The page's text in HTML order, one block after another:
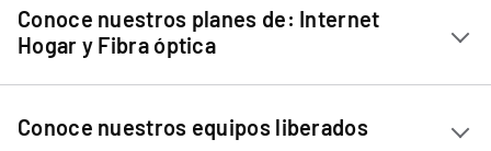
Apple iPhone 11
Apple iPhone 12 Mini
Apple iPhone 13 Mini
Conoce nuestros planes de: Internet
Hogar y Fibra óptica
Internet Hogar
Fibra Óptica
Conoce nuestros equipos liberados